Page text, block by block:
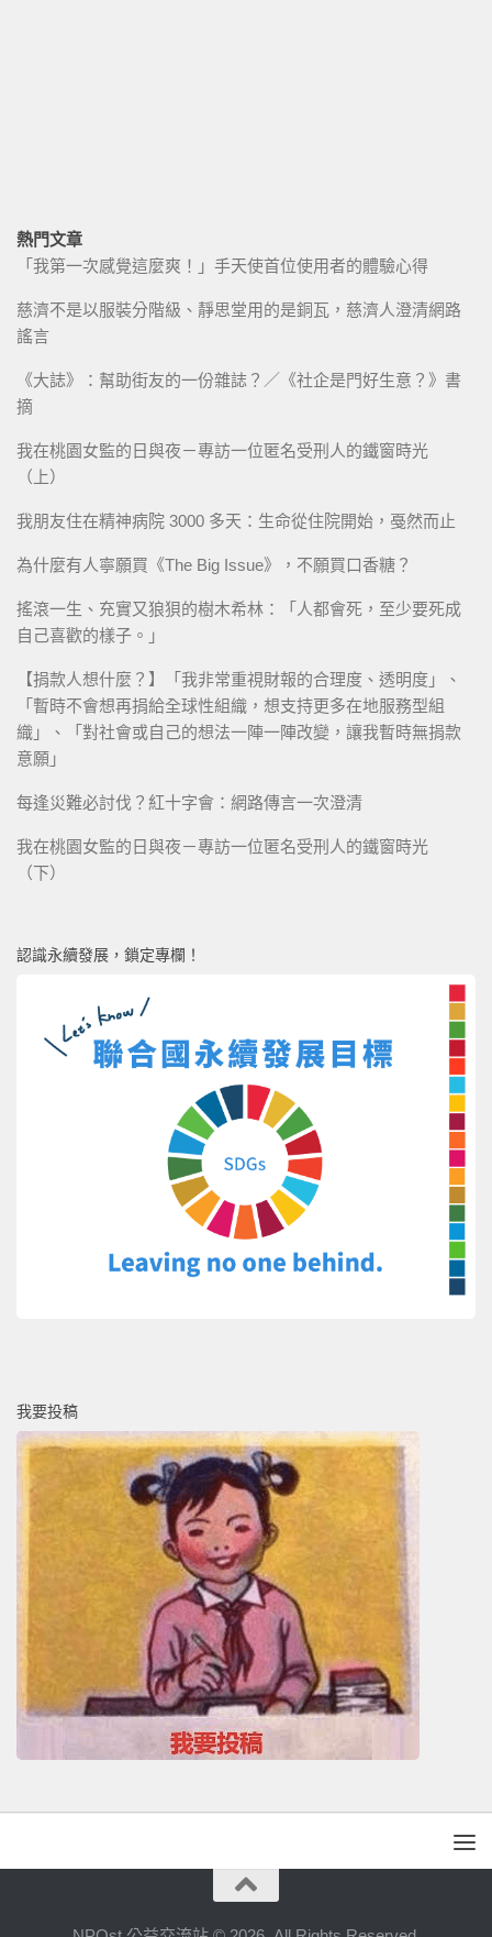
熱門文章
「我第一次感覺這麼爽！」手天使首位使用者的體驗心得
慈濟不是以服裝分階級、靜思堂用的是銅瓦，慈濟人澄清網路
謠言
《大誌》：幫助街友的一份雜誌？／《社企是門好生意？》書
摘
我在桃園女監的日與夜－專訪一位匿名受刑人的鐵窗時光
（上）
我朋友住在精神病院 3000 多天：生命從住院開始，戞然而止
為什麼有人寧願買《The Big Issue》，不願買口香糖？
搖滾一生、充實又狼狽的樹木希林：「人都會死，至少要死成
自己喜歡的樣子。」
【捐款人想什麼？】「我非常重視財報的合理度、透明度」、
「暫時不會想再捐給全球性組織，想支持更多在地服務型組
織」、「對社會或自己的想法一陣一陣改變，讓我暫時無捐款
意願」
每逢災難必討伐？紅十字會：網路傳言一次澄清
我在桃園女監的日與夜－專訪一位匿名受刑人的鐵窗時光
（下）
認識永續發展，鎖定專欄！
我要投稿